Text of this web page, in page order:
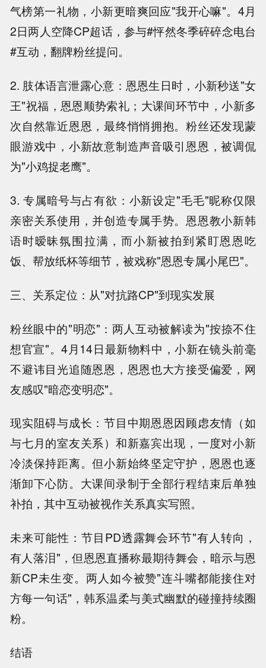
气榜第一礼物，小新更暗爽回应"我开心嘛"。4月
2日两人空降CP超话，参与#怦然冬季碎碎念电台
#互动，翻牌粉丝提问。
2. 肢体语言泄露心意：恩恩生日时，小新秒送"女
王"祝福，恩恩顺势索礼；大课间环节中，小新多
次自然靠近恩恩，最终悄悄拥抱。粉丝还发现蒙
眼游戏中，小新故意制造声音吸引恩恩，被调侃
为"小鸡捉老鹰"。
3. 专属暗号与占有欲：小新设定"毛毛"昵称仅限
亲密关系使用，并创造专属手势。恩恩教小新韩
语时暧昧氛围拉满，而小新被拍到紧盯恩恩吃
饭、帮放纸杯等细节，被戏称"恩恩专属小尾巴"。
三、关系定位：从"对抗路CP"到现实发展
粉丝眼中的"明恋"：两人互动被解读为"按捺不住
想官宣"。4月14日最新物料中，小新在镜头前毫
不避讳目光追随恩恩，恩恩也大方接受偏爱，网
友感叹"暗恋变明恋"。
现实阻碍与成长：节目中期恩恩因顾虑友情（如
与七月的室友关系）和新嘉宾出现，一度对小新
冷淡保持距离。但小新始终坚定守护，恩恩也逐
渐卸下心防。大课间录制于全部行程结束后单独
补拍，其中互动被视作关系真实写照。
未来可能性：节目PD透露舞会环节"有人转向，
有人落泪"，但恩恩直播称最期待舞会，暗示与恩
新CP未生变。两人如今被赞"连斗嘴都能接住对
方每一句话"，韩系温柔与美式幽默的碰撞持续圈
粉。
结语